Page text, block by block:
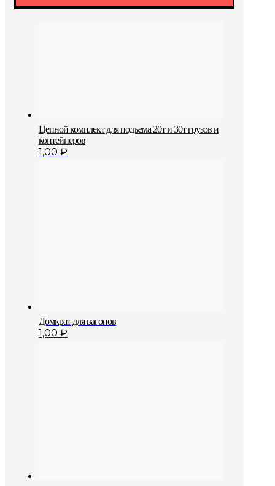
Цепной комплект для подъема 20т и 30т грузов и
контейнеров
1,00 ₽
Домкрат для вагонов
1,00 ₽